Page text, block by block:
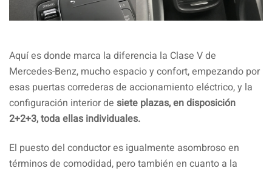
Aquí es donde marca la diferencia la Clase V de
Mercedes-Benz, mucho espacio y confort, empezando por
esas puertas correderas de accionamiento eléctrico, y la
configuración interior de siete plazas, en disposición
2+2+3, toda ellas individuales.
El puesto del conductor es igualmente asombroso en
términos de comodidad, pero también en cuanto a la